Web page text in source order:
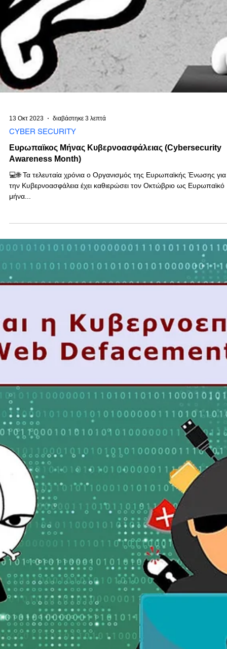
CYBER SECURITY
Ευρωπαϊκος Μήνας Κυβερνοασφάλειας (Cybersecurity
Awareness Month)
💻🌐 Τα τελευταία χρόνια ο Οργανισμός της Ευρωπαϊκής Ένωσης για